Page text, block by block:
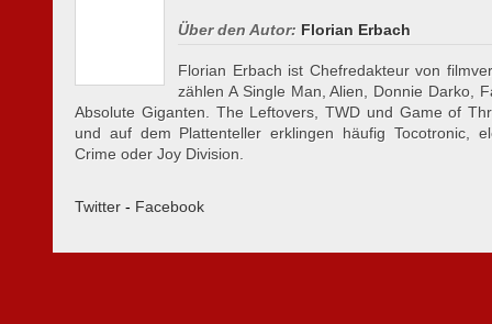
Über den Autor: Florian Erbach
Florian Erbach ist Chefredakteur von
zählen A Single Man, Alien, Donnie Darko,
Absolute Giganten. The Leftovers, TWD und Game of
und auf dem Plattenteller erklingen häufig Tocotronic,
Crime oder Joy Division.
Twitter - Facebook